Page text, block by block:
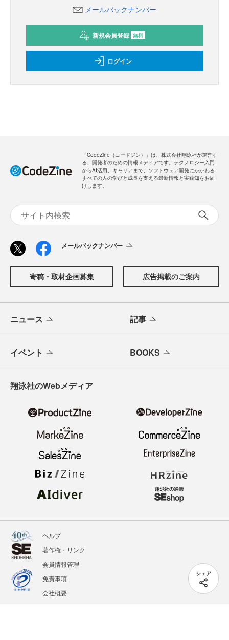
シェア
メールバックナンバー
新規会員登録 無料
ログイン
「CodeZine（コードジン）」は、株式会社翔泳社が運営す
る、開発者のための情報メディアです。テクノロジー入門
からAI活用、キャリアまで、ソフトウェア開発にかかわる
すべての人の学びと成長を支える最新情報と実践知をお届
けします。
メールバックナンバー
寄稿・取材企画募集 広告掲載のご案内
ニュース 記事
イベント BOOKS
翔泳社のWebメディア
ヘルプ
著作権・リンク
会員情報管理
免責事項
会社概要